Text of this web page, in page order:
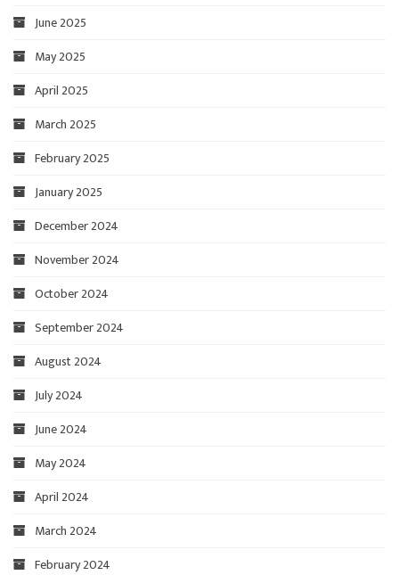
June 2025
May 2025
April 2025
March 2025
February 2025
January 2025
December 2024
November 2024
October 2024
September 2024
August 2024
July 2024
June 2024
May 2024
April 2024
March 2024
February 2024